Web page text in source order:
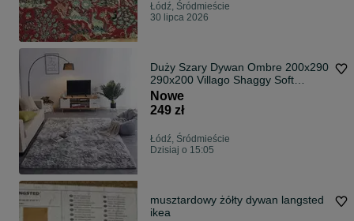
Łódź, Śródmieście
30 lipca 2026
Duży Szary Dywan Ombre 200x290
290x200 Villago Shaggy Soft
Puszysty Do Salonu Sypialni Pokoju
Dziecka NOWY Gruby 3.5cm
Antypoślizgowy Plusz Silver
Nowe
249 zł
Łódź, Śródmieście
Dzisiaj o 15:05
musztardowy żółty dywan langsted
ikea